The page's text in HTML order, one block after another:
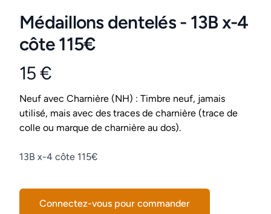
Médaillons dentelés - 13B x-4
côte 115€
Product information
15 €
Conditions
Neuf avec Charnière (NH) : Timbre neuf, jamais
utilisé, mais avec des traces de charnière (trace de
colle ou marque de charnière au dos).
Description
13B x-4 côte 115€
Connectez-vous pour commander